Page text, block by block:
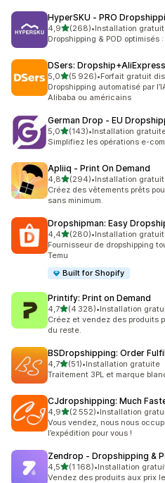
HyperSKU ‑ PRO
4,9étoile(s) sur 5
(268)
268 avis au total
•Installation
Dropshipping & POD
DSers:
5,0étoile(s) sur 5
(5 926)
5926 avis au total
•Forfait gratuit
Dropshipping automatisé par
Alibaba ou américains
German Drop ‑ EU
5,0étoile(s) sur 5
(143)
143 avis au total
•Installation
Simplifiez les opérations e-
Apliiq ‑ Print On Demand
4,8étoile(s) sur 5
(294)
294 avis au total
•Installation
Créez des vêtements prêts
sans minimum.
Dropshipman: Easy
4,4étoile(s) sur 5
(280)
280 avis au total
•Installation
Fournisseur de dropshipping
Temu
Built for Shopify
Printify: Print on Demand
4,7étoile(s) sur 5
(4 328)
4328 avis au total
•Installation
Créez et vendez des produits
du reste.
BSDropshipping: Order
4,7étoile(s) sur 5
(51)
51 avis au total
•Installation gratuite
Traitement 3PL et marque
CJdropshipping: Much
4,9étoile(s) sur 5
(2 552)
2552 avis au total
•Installation
Vous vendez, nous nous
l’expédition pour vous !
Zendrop ‑ Dropshipping &
4,5étoile(s) sur 5
(1 168)
1168 avis au total
•Installation
Vendez des produits aux prix